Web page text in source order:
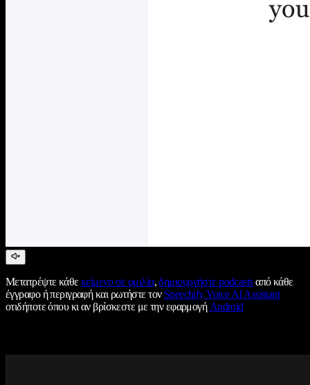
Μετατρέψτε κάθεκείμενο σε ομιλία,δημιουργήστε podcastsαπό κάθε
έγγραφο ή περιγραφή και ρωτήστε τον Speechify Voice AI Assistant
οτιδήποτε όπου κι αν βρίσκεστε με την εφαρμογήAndroid